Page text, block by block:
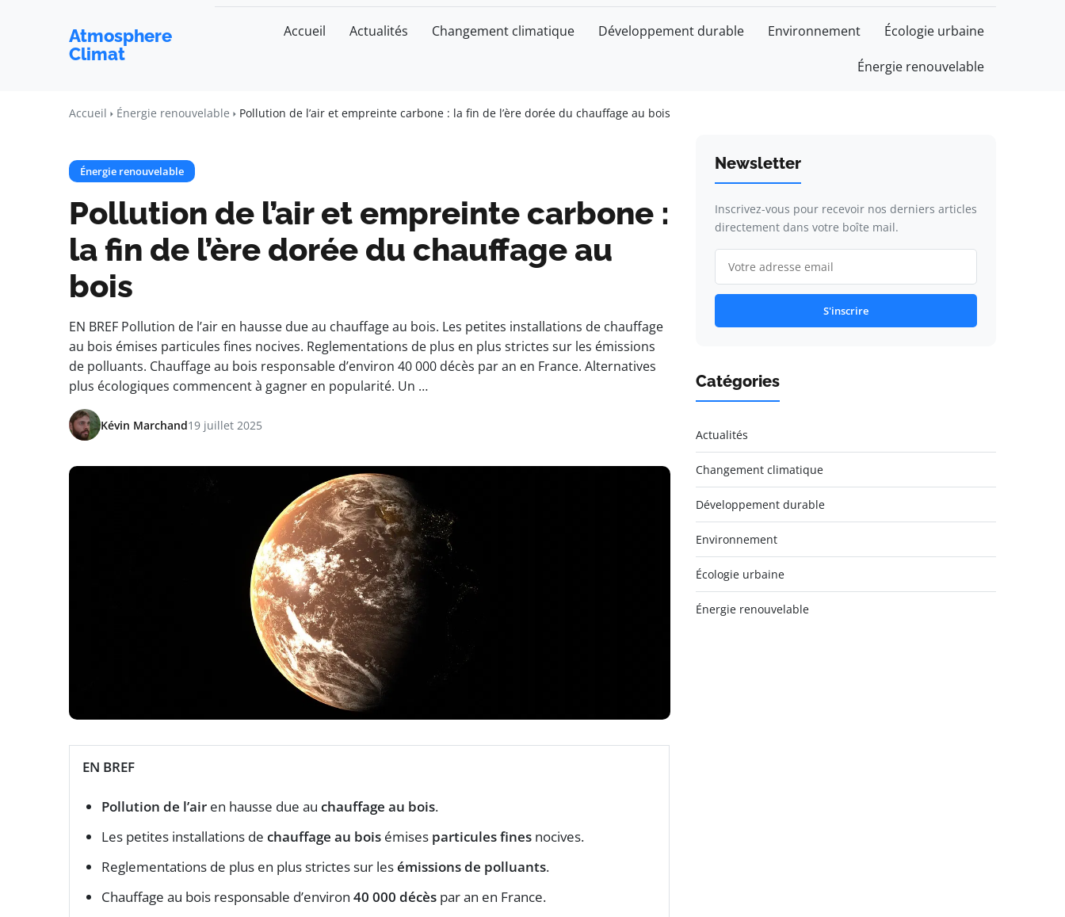
Atmosphere
Climat
Accueil Actualités Changement climatique Développement durable Environnement Écologie urbaine
Énergie renouvelable
Accueil Énergie renouvelable Pollution de l’air et empreinte carbone : la fin de l’ère dorée du chauffage au bois
Énergie renouvelable
Pollution de l’air et empreinte carbone :
la fin de l’ère dorée du chauffage au
bois
EN BREF Pollution de l’air en hausse due au chauffage au bois. Les petites installations de chauffage
au bois émises particules fines nocives. Reglementations de plus en plus strictes sur les émissions
de polluants. Chauffage au bois responsable d’environ 40 000 décès par an en France. Alternatives
plus écologiques commencent à gagner en popularité. Un …
Kévin Marchand19 juillet 2025
EN BREF
Pollution de l’air en hausse due au chauffage au bois.
Les petites installations de chauffage au bois émises particules fines nocives.
Reglementations de plus en plus strictes sur lesémissions de polluants.
Chauffage au bois responsable d’environ 40 000 décès par an en France.
Newsletter
Inscrivez-vous pour recevoir nos derniers articles
directement dans votre boîte mail.
S'inscrire
Catégories
Actualités
Changement climatique
Développement durable
Environnement
Écologie urbaine
Énergie renouvelable